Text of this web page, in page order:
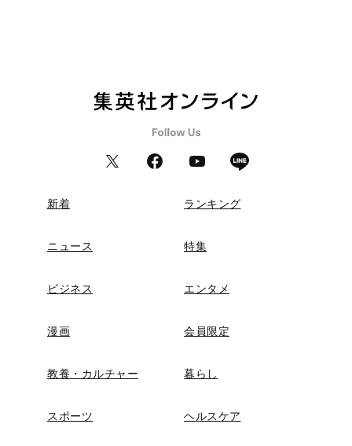
新着 ランキング
ニュース 特集
ビジネス エンタメ
漫画 会員限定
教養・カルチャー 暮らし
スポーツ ヘルスケア